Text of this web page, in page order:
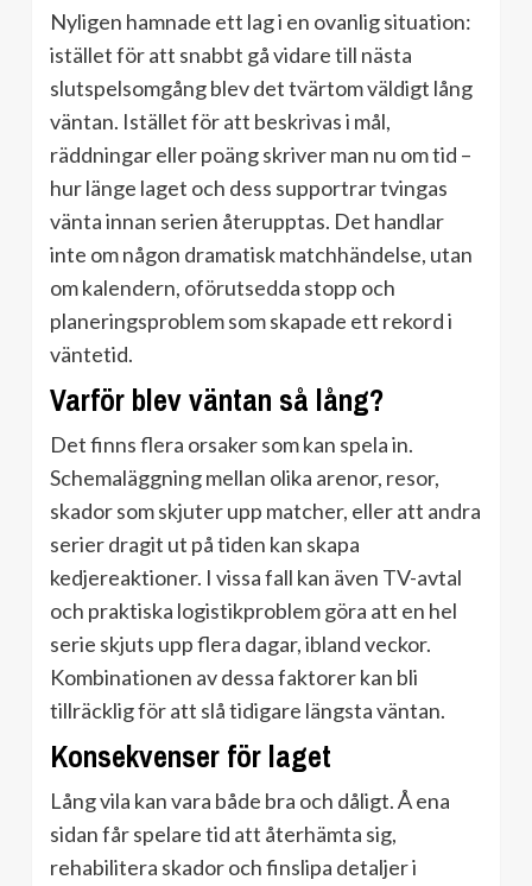
Nyligen hamnade ett lag i en ovanlig situation:
istället för att snabbt gå vidare till nästa
slutspelsomgång blev det tvärtom väldigt lång
väntan. Istället för att beskrivas i mål,
räddningar eller poäng skriver man nu om tid –
hur länge laget och dess supportrar tvingas
vänta innan serien återupptas. Det handlar
inte om någon dramatisk matchhändelse, utan
om kalendern, oförutsedda stopp och
planeringsproblem som skapade ett rekord i
väntetid.
Varför blev väntan så lång?
Det finns flera orsaker som kan spela in.
Schemaläggning mellan olika arenor, resor,
skador som skjuter upp matcher, eller att andra
serier dragit ut på tiden kan skapa
kedjereaktioner. I vissa fall kan även TV-avtal
och praktiska logistikproblem göra att en hel
serie skjuts upp flera dagar, ibland veckor.
Kombinationen av dessa faktorer kan bli
tillräcklig för att slå tidigare längsta väntan.
Konsekvenser för laget
Lång vila kan vara både bra och dåligt. Å ena
sidan får spelare tid att återhämta sig,
rehabilitera skador och finslipa detaljer i